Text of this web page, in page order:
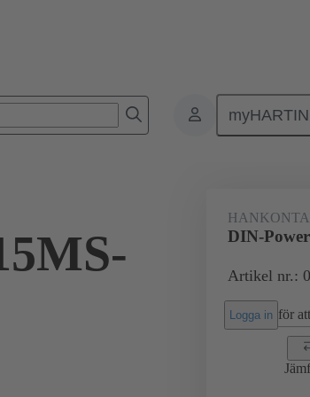
Produkter Förbindning
DIN-
Artikel nr.:
Logga in för